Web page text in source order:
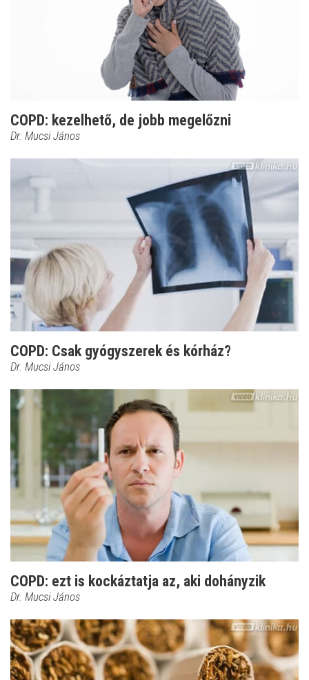
COPD: kezelhető, de jobb megelőzni
Dr. Mucsi János
COPD: Csak gyógyszerek és kórház?
Dr. Mucsi János
COPD: ezt is kockáztatja az, aki dohányzik
Dr. Mucsi János